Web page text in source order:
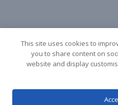
This site uses cookies to
you to share content on
website and display